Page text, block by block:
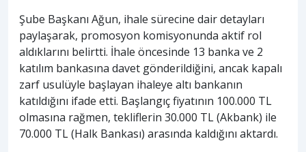
Şube Başkanı Ağun, ihale sürecine dair detayları
paylaşarak, promosyon komisyonunda aktif rol
aldıklarını belirtti. İhale öncesinde 13 banka ve 2
katılım bankasına davet gönderildiğini, ancak kapalı
zarf usulüyle başlayan ihaleye altı bankanın
katıldığını ifade etti. Başlangıç fiyatının 100.000 TL
olmasına rağmen, tekliflerin 30.000 TL (Akbank) ile
70.000 TL (Halk Bankası) arasında kaldığını aktardı.